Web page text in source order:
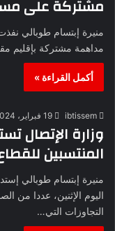
مشتركة على
منيرة إبتسام طوبالي
مداهمة مشتركة بإقليم
أكمل القراءة »
ibtissem 19 فبراير، 2024
وزارة الإتصال
المنتسبين
منيرة إبتسام طوبالي
اليوم الإثنين، عددا من
التجاوزات التي…